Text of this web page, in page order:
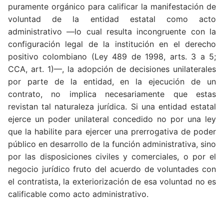
puramente orgánico para calificar la manifestación de
voluntad de la entidad estatal como acto
administrativo —lo cual resulta incongruente con la
configuración legal de la institución en el derecho
positivo colombiano (Ley 489 de 1998, arts. 3 a 5;
CCA, art. 1)—, la adopción de decisiones unilaterales
por parte de la entidad, en la ejecución de un
contrato, no implica necesariamente que estas
revistan tal naturaleza jurídica. Si una entidad estatal
ejerce un poder unilateral concedido no por una ley
que la habilite para ejercer una prerrogativa de poder
público en desarrollo de la función administrativa, sino
por las disposiciones civiles y comerciales, o por el
negocio jurídico fruto del acuerdo de voluntades con
el contratista, la exteriorización de esa voluntad no es
calificable como acto administrativo.